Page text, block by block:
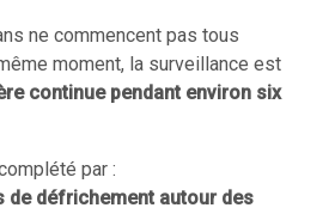
ne commencent pas tous
moment, la surveillance est
continue pendant environ six
par :
de défrichement autour des